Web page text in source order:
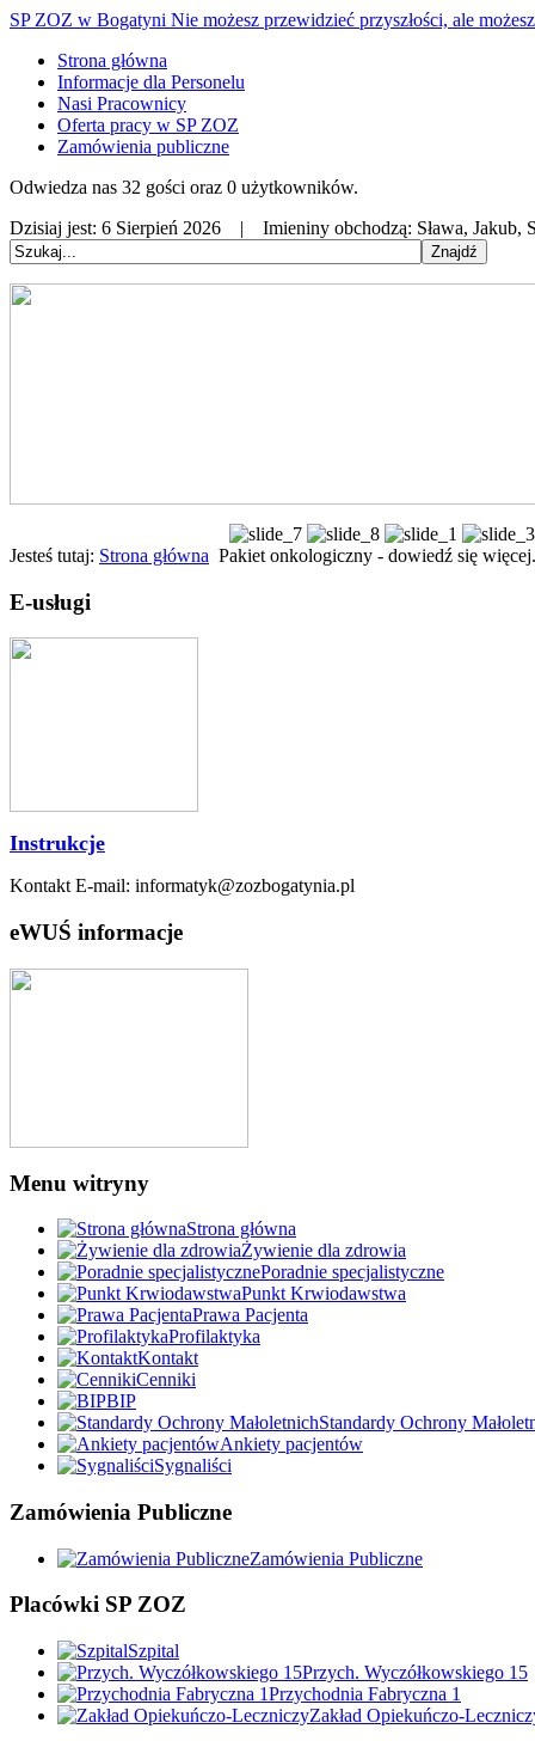
SP ZOZ w Bogatyni Nie możesz przewidzieć przyszłości, ale
Strona główna
Informacje dla Personelu
Nasi Pracownicy
Oferta pracy w SP ZOZ
Zamówienia publiczne
Odwiedza nas 32 gości oraz 0 użytkowników.
Dzisiaj jest: 6 Sierpień 2026 | Imieniny obchodzą: Sława, Jakub,
Jesteś tutaj: Strona główna Pakiet onkologiczny - dowiedź się więcej.
E-usługi
Instrukcje
Kontakt E-mail: informatyk@zozbogatynia.pl
eWUŚ informacje
Menu witryny
Strona główna
Żywienie dla zdrowia
Poradnie specjalistyczne
Punkt Krwiodawstwa
Prawa Pacjenta
Profilaktyka
Kontakt
Cenniki
BIP
Standardy Ochrony
Ankiety pacjentów
Sygnaliści
Zamówienia Publiczne
Zamówienia Publiczne
Placówki SP ZOZ
Szpital
Przych. Wyczółkowskiego 15
Przychodnia Fabryczna 1
Zakład Opiekuńczo-